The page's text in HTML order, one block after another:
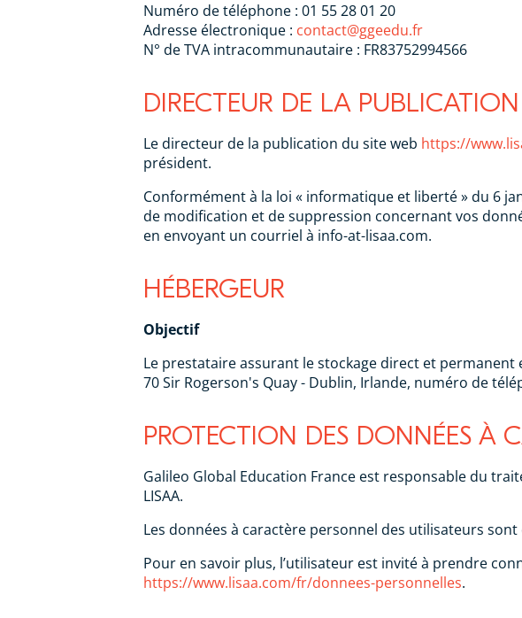
Numéro de téléphone : 01 55 28 01 20
Adresse électronique : contact@ggeedu.fr
N° de TVA intracommunautaire : FR83752994566
DIRECTEUR DE LA PUBLICATION
Le directeur de la publication du site web https://
président.
Conformément à la loi « informatique et liberté » du 6
de modification et de suppression concernant vos
en envoyant un courriel à info-at-lisaa.com.
HÉBERGEUR
Objectif
Le prestataire assurant le stockage direct et permanent
70 Sir Rogerson's Quay - Dublin, Irlande, numéro de
PROTECTION DES DONNÉES À
Galileo Global Education France est responsable du
LISAA.
Les données à caractère personnel des utilisateurs
Pour en savoir plus, l’utilisateur est invité à prendre
https://www.lisaa.com/fr/donnees-personnelles.